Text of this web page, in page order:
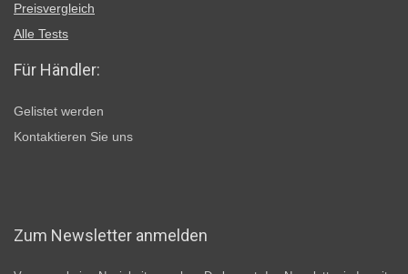
Preisvergleich
Alle Tests
Für Händler:
Gelistet werden
Kontaktieren Sie uns
Zum Newsletter anmelden